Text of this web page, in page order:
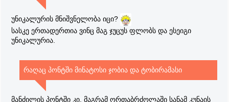
უნიკალურის მნიშვნელობა იცი?
სასკე ერთადერთია ვინც მაგ ჯუცუს ფლობს და ესეიგი
უნიკალურია.
რაღაც პონტში მინატოსი ჯობია და ტობირამასი
მანძილის პონტში კი, მაგრამ ორთაბრძოლაში სანამ კუნაის